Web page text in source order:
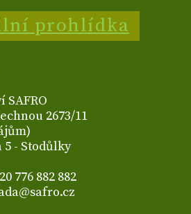
prohlídka
2673/11
5 - Stodůlky
776 882 882